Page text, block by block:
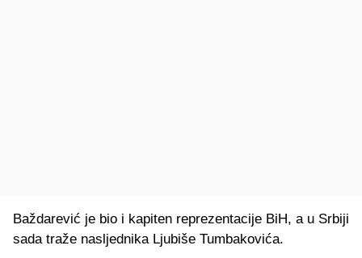
Baždarević je bio i kapiten reprezentacije BiH, a u Srbiji
sada traže nasljednika Ljubiše Tumbakovića.